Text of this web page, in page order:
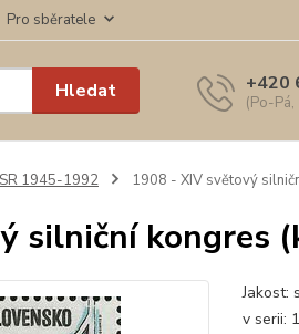
Pro sběratele
Hledat +420
(Po-
1945-1992 1908 - XIV světový
silniční kongres
Jakost:
v serii: